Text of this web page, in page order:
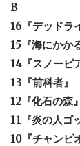
B
16『デッドラ
15『海にかか
14『スノーピ
13『前科者』
12『化石の森
11『炎の人ゴ
10『チャンピ